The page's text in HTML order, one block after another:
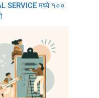
SERVICE मध्ये १००